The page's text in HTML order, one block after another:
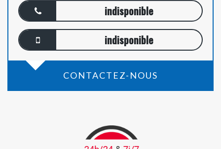
indisponible
indisponible
CONTACTEZ-NOUS